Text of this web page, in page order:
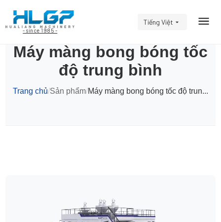
- since 1985 -
Tiếng Việt
Máy màng bong bóng tốc
độ trung bình
Trang chủ/Sản phẩm/Máy màng bong bóng tốc độ trun...